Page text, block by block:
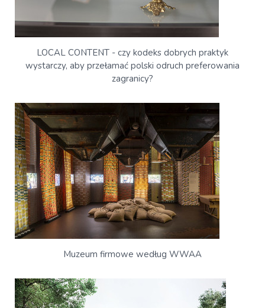
LOCAL CONTENT - czy kodeks dobrych praktyk
wystarczy, aby przełamać polski odruch preferowania
zagranicy?
Muzeum firmowe według WWAA